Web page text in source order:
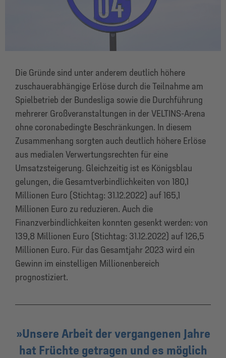
Die Gründe sind unter anderem deutlich höhere
zuschauerabhängige Erlöse durch die Teilnahme am
Spielbetrieb der Bundesliga sowie die Durchführung
mehrerer Großveranstaltungen in der VELTINS-Arena
ohne coronabedingte Beschränkungen. In diesem
Zusammenhang sorgten auch deutlich höhere Erlöse
aus medialen Verwertungsrechten für eine
Umsatzsteigerung. Gleichzeitig ist es Königsblau
gelungen, die Gesamtverbindlichkeiten von 180,1
Millionen Euro (Stichtag: 31.12.2022) auf 165,1
Millionen Euro zu reduzieren. Auch die
Finanzverbindlichkeiten konnten gesenkt werden: von
139,8 Millionen Euro (Stichtag: 31.12.2022) auf 126,5
Millionen Euro. Für das Gesamtjahr 2023 wird ein
Gewinn im einstelligen Millionenbereich
prognostiziert.
Unsere Arbeit der vergangenen Jahre
hat Früchte getragen und es möglich